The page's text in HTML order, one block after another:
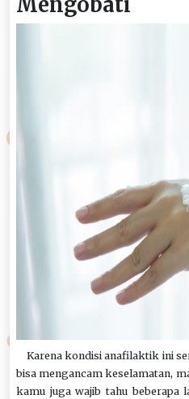
Karena kondisi anafilaktik ini
bisa mengancam keselamatan,
kamu juga wajib tahu beberapa